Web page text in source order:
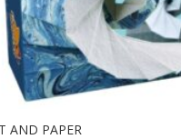
AND PAPER